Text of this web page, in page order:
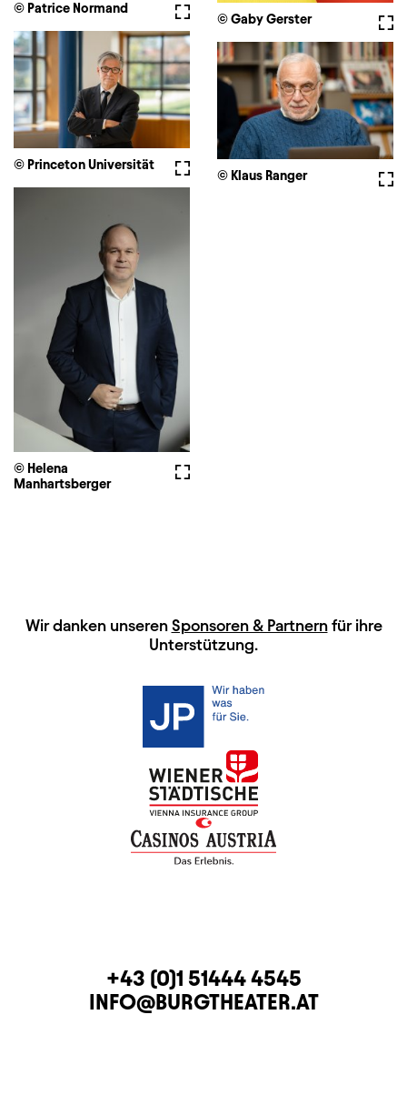
Vollbild
© Patrice Normand
© Gaby Gerster
Vollbild
© Princeton Universität
© Klaus Ranger
Vollbild
© Helena
Manhartsberger
HAUPTSPONSOREN
Wir danken unseren Sponsoren & Partnernfür ihre
Unterstützung.
KONTAKTTELEFON
+43 (0)1 51444 4545
E-MAIL
INFO@BURGTHEATER.AT